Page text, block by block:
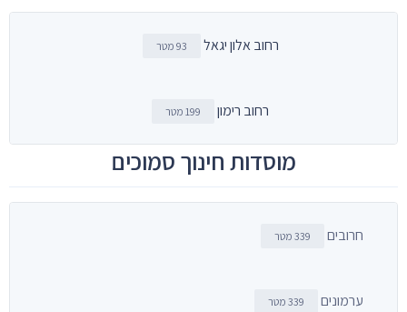
רחוב אלון יגאל 93 מטר
רחוב רימון 199 מטר
מוסדות חינוך סמוכים
חרובים 339 מטר
ערמונים 339 מטר